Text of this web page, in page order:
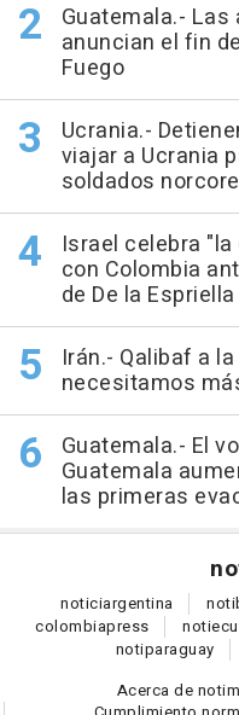
Guatemala.-
anuncian el fin
Fuego
Ucrania.-
viajar a Ucrania
soldados
Israel celebra
con Colombia
de De la Espriella
Irán.- Qalibaf a
necesitamos
Guatemala.- El
Guatemala
las primeras
noticiargentina noti
colombiapress noti
notiparaguay
Acerca de